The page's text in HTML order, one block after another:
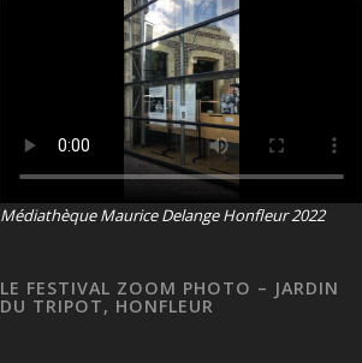
Médiathèque Maurice Delange Honfleur 2022
LE FESTIVAL ZOOM PHOTO – JARDIN
DU TRIPOT, HONFLEUR